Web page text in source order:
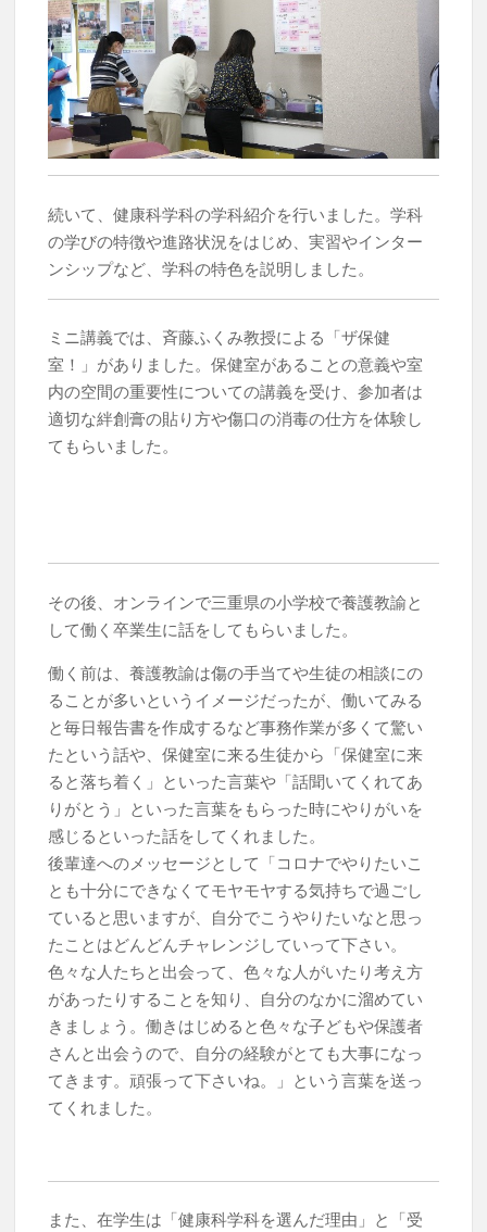
続いて、健康科学科の学科紹介を行いました。学科
の学びの特徴や進路状況をはじめ、実習やインター
ンシップなど、学科の特色を説明しました。
ミニ講義では、斉藤ふくみ教授による「ザ保健
室！」がありました。保健室があることの意義や室
内の空間の重要性についての講義を受け、参加者は
適切な絆創膏の貼り方や傷口の消毒の仕方を体験し
てもらいました。
その後、オンラインで三重県の小学校で養護教諭と
して働く卒業生に話をしてもらいました。
働く前は、養護教諭は傷の手当てや生徒の相談にの
ることが多いというイメージだったが、働いてみる
と毎日報告書を作成するなど事務作業が多くて驚い
たという話や、保健室に来る生徒から「保健室に来
ると落ち着く」といった言葉や「話聞いてくれてあ
りがとう」といった言葉をもらった時にやりがいを
感じるといった話をしてくれました。
後輩達へのメッセージとして「コロナでやりたいこ
とも十分にできなくてモヤモヤする気持ちで過ごし
ていると思いますが、自分でこうやりたいなと思っ
たことはどんどんチャレンジしていって下さい。
色々な人たちと出会って、色々な人がいたり考え方
があったりすることを知り、自分のなかに溜めてい
きましょう。働きはじめると色々な子どもや保護者
さんと出会うので、自分の経験がとても大事になっ
てきます。頑張って下さいね。」という言葉を送っ
てくれました。
また、在学生は「健康科学科を選んだ理由」と「受